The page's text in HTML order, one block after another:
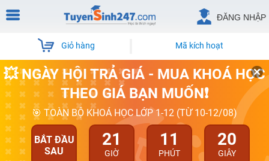
ĐĂNG NHẬP
Giỏ hàng Mã kích hoạt
💥 NGÀY HỘI TRẢ GIÁ - MUA KHOÁ HỌC
THEO GIÁ BẠN MUỐN❗
🎯 TOÀN BỘ KHOÁ HỌC LỚP 1-12 (TỪ 10-12/08)
BẮT ĐẦU
SAU
21
GIỜ
11
PHÚT
20
GIÂY